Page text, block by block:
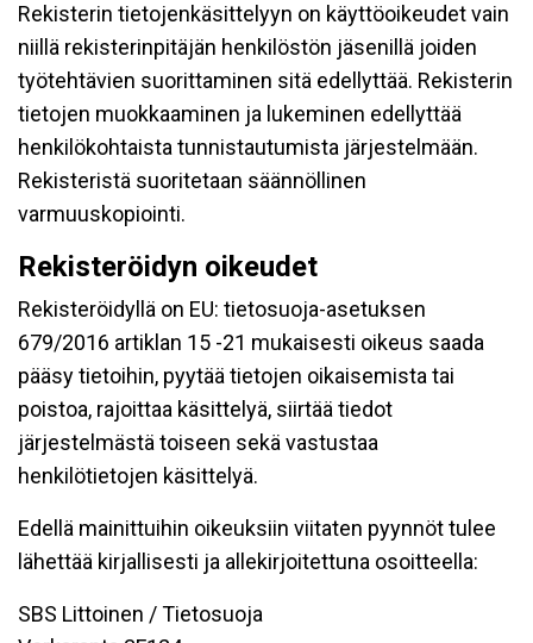
Rekisterin tietojenkäsittelyyn on käyttöoikeudet vain
niillä rekisterinpitäjän henkilöstön jäsenillä joiden
työtehtävien suorittaminen sitä edellyttää. Rekisterin
tietojen muokkaaminen ja lukeminen edellyttää
henkilökohtaista tunnistautumista järjestelmään.
Rekisteristä suoritetaan säännöllinen
varmuuskopiointi.
Rekisteröidyn oikeudet
Rekisteröidyllä on EU: tietosuoja-asetuksen
679/2016 artiklan 15 -21 mukaisesti oikeus saada
pääsy tietoihin, pyytää tietojen oikaisemista tai
poistoa, rajoittaa käsittelyä, siirtää tiedot
järjestelmästä toiseen sekä vastustaa
henkilötietojen käsittelyä.
Edellä mainittuihin oikeuksiin viitaten pyynnöt tulee
lähettää kirjallisesti ja allekirjoitettuna osoitteella:
SBS Littoinen / Tietosuoja